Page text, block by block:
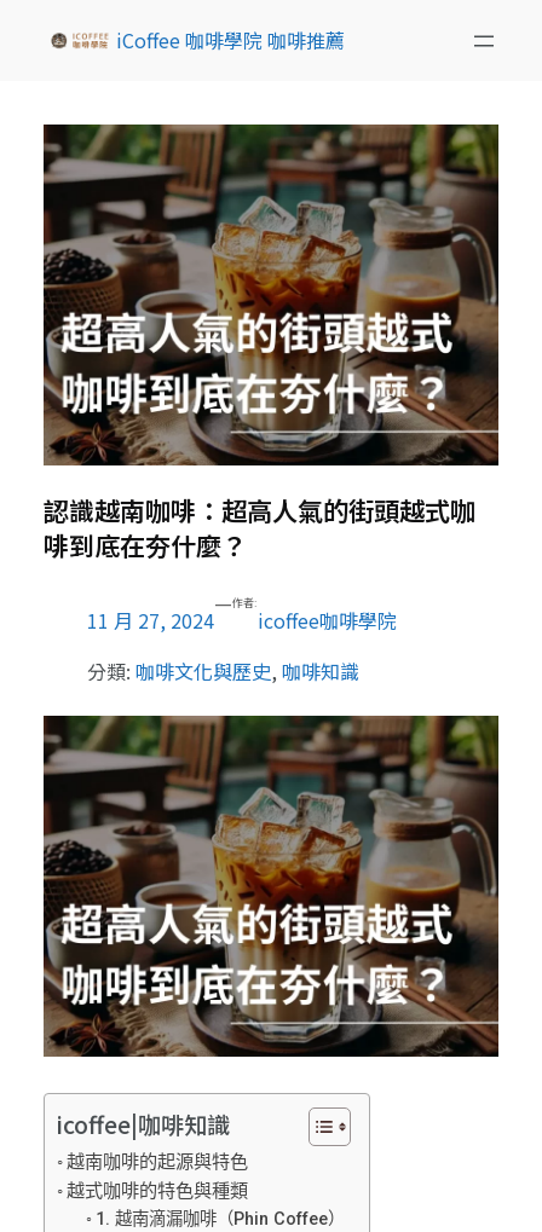
iCoffee 咖啡學院 咖啡推薦
認識越南咖啡：超高人氣的街頭越式咖
啡到底在夯什麼？
11 月 27, 2024
—作者:
icoffee咖啡學院
分類: 咖啡文化與歷史, 咖啡知識
icoffee|咖啡知識
越南咖啡的起源與特色
越式咖啡的特色與種類
1. 越南滴漏咖啡（Phin Coffee）